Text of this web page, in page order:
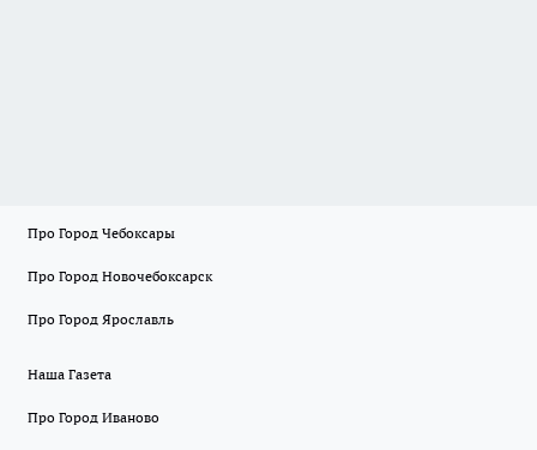
Про Город Чебоксары
Про Город Новочебоксарск
Про Город Ярославль
Наша Газета
Про Город Иваново